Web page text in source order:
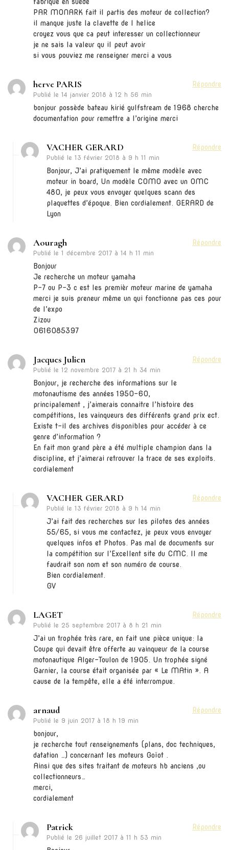
fabriquè en suede
PAR MONARK fait il partis des moteur de collection?
il manque juste la clavette de l helice
croyez vous que ca peut interesser un collectionneur
je ne sais la valeur qu il peut avoir
si vous pouviez me renseigner merci a vous
herve PARIS
Publié le 14 janvier 2018 à 12 h 56 min
Répondre
bonjour possède bateau kirié gulfstream de 1968 cherche
documentation pour remettre a l’origine merci
VACHER GERARD
Publié le 13 février 2018 à 9 h 11 min
Répondre
Bonjour, J’ai pratiquement le même modèle avec
moteur in board, Un modèle COMO avec un OMC
480, je peux vous envoyer quelques scann des
plaquettes d’époque. Bien cordialement. GERARD de
Lyon
Aouragh
Publié le 1 décembre 2017 à 14 h 11 min
Répondre
Bonjour
Je recherche un moteur yamaha
P-7 ou P-3 c est les premièr moteur marine de yamaha
merci je suis preneur même un qui fonctionne pas ces pour
de l’expo
Zizou
0616085397
Jacques Julien
Publié le 12 novembre 2017 à 21 h 34 min
Répondre
Bonjour, je recherche des informations sur le
motonautisme des années 1950-60,
principalement , j’aimerais connaitre l’histoire des
compétitions, les vainqueurs des différents grand prix ect.
Existe t-il des archives disponibles pour accéder à ce
genre d’information ?
En fait mon grand père a été multiple champion dans la
discipline, et j’aimerai retrouver la trace de ses exploits.
cordialement
VACHER GERARD
Publié le 13 février 2018 à 9 h 14 min
Répondre
J’ai fait des recherches sur les pilotes des années
55/65, si vous me contactez, je peux vous envoyer
quelques infos et Photos. Pas mal de documents sur
la compétition sur l’Excellent site du CMC. Il me
faudrait son nom et son numéro de course.
Bien cordialement.
GV
LAGET
Publié le 25 septembre 2017 à 8 h 21 min
Répondre
J’ai un trophée très rare, en fait une pièce unique: la
Coupe qui devait être offerte au vainqueur de la course
motonautique Alger-Toulon de 1905. Un trophée signé
Garnier, la course était organisée par « Le MAtin ». A
cause de la tempête, elle a été interrompue.
arnaud
Publié le 9 juin 2017 à 18 h 19 min
Répondre
bonjour,
je recherche tout renseignements (plans, doc techniques,
datation …) concernant les moteurs Goïot .
Ainsi que des sites traitant de moteurs hb anciens ,ou
collectionneurs…
merci,
cordialement
Patrick
Publié le 26 juillet 2017 à 11 h 53 min
Répondre